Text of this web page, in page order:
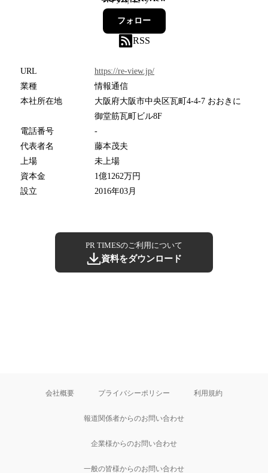
フォロー
RSS
URL
https://re-view.jp/
業種
情報通信
本社所在地
大阪府大阪市中央区瓦町4-4-7 おおきに
御堂筋瓦町ビル8F
電話番号
-
代表者名
藤本茂夫
上場
未上場
資本金
1億1262万円
設立
2016年03月
PR TIMESのご利用について
資料をダウンロード
会社概要 プライバシーポリシー 利用規約
報道関係者からのお問い合わせ
企業様からのお問い合わせ
一般の皆様からのお問い合わせ